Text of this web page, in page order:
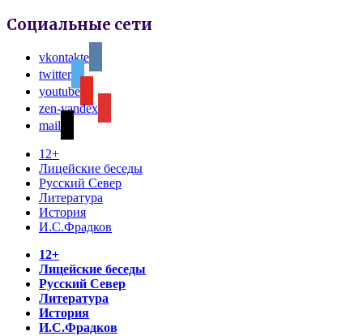
Социальные сети
vkontakte
twitter
youtube
zen-yandex
mail
12+
Лицейские беседы
Русский Север
Литература
История
И.С.Фрадков
12+
Лицейские беседы
Русский Север
Литература
История
И.С.Фрадков